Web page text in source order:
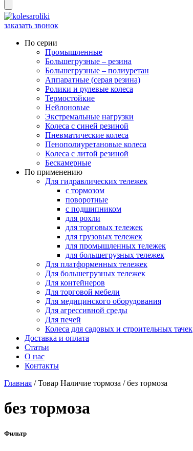
заказать звонок
По серии
Промышленные
Большегрузные – резина
Большегрузные – полиуретан
Аппаратные (серая резина)
Ролики и рулевые колеса
Термостойкие
Нейлоновые
Экстремальные нагрузки
Колеса с синей резиной
Пневматические колеса
Пенополиуретановые колеса
Колеса с литой резиной
Бескамерные
По применению
Для гидравлических тележек
с тормозом
поворотные
с подшипником
для рохли
для торговых тележек
для грузовых тележек
для промышленных тележек
для большегрузных тележек
Для платформенных тележек
Для большегрузных тележек
Для контейнеров
Для торговой мебели
Для медицинского оборудования
Для агрессивной среды
Для печей
Колеса для садовых и строительных тачек
Доставка и оплата
Статьи
О нас
Контакты
Главная /Товар Наличие тормоза /без тормоза
без тормоза
Фильтр